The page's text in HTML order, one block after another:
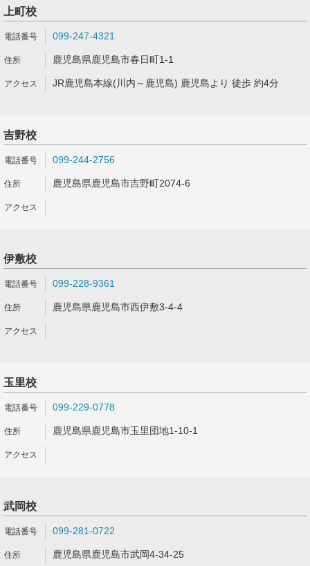
上町校
099-247-4321
鹿児島県鹿児島市春日町1-1
JR鹿児島本線(川内～鹿児島) 鹿児島より 徒歩 約4分
吉野校
099-244-2756
鹿児島県鹿児島市吉野町2074-6
伊敷校
099-228-9361
鹿児島県鹿児島市西伊敷3-4-4
玉里校
099-229-0778
鹿児島県鹿児島市玉里団地1-10-1
武岡校
099-281-0722
鹿児島県鹿児島市武岡4-34-25